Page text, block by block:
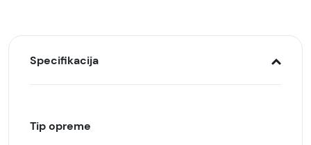
Specifikacija
Tip opreme